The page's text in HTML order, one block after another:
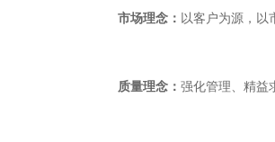
市场理念： 以客户为源，以
质量理念： 强化管理、精益